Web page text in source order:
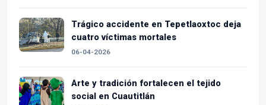
Trágico accidente en Tepetlaoxtoc deja
cuatro víctimas mortales
06-04-2026
Arte y tradición fortalecen el tejido
social en Cuautitlán